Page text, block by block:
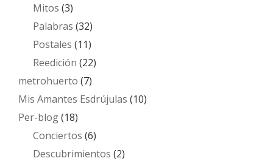
Mitos (3)
Palabras (32)
Postales (11)
Reedición (22)
metrohuerto (7)
Mis Amantes Esdrújulas (10)
Per-blog(18)
Conciertos (6)
Descubrimientos (2)